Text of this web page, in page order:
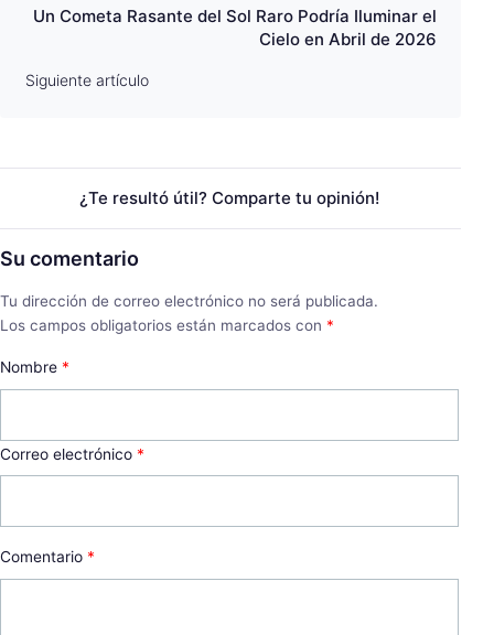
Un Cometa Rasante del Sol Raro Podría Iluminar el
Cielo en Abril de 2026
Siguiente artículo
¿Te resultó útil? Comparte tu opinión!
Su comentario
Tu dirección de correo electrónico no será publicada.
Los campos obligatorios están marcados con *
Nombre *
Correo electrónico *
Comentario *